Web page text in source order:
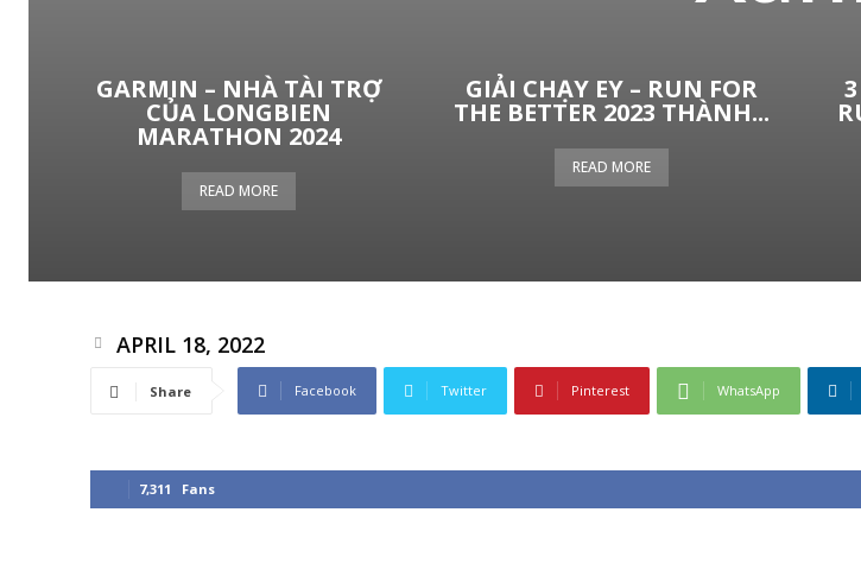
GARMIN – NHÀ TÀI TRỢ
CỦA LONGBIEN
MARATHON 2024
READ MORE
GIẢI CHẠY EY – RUN FOR
THE BETTER 2023 THÀNH...
READ MORE
APRIL 18, 2022
Share Facebook Twitter Pinterest WhatsApp
7,311 Fans